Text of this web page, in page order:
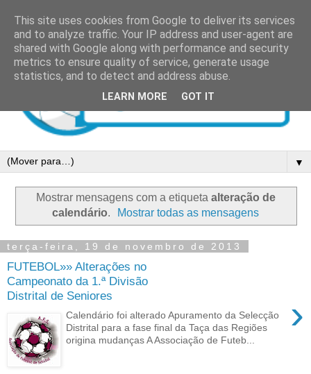
▼
Mostrar mensagens com a etiqueta alteração de
calendário. Mostrar todas as mensagens
terça-feira, 19 de novembro de 2013
FUTEBOL»» Alterações no
Campeonato da 1.ª Divisão
Distrital de Seniores
›
Calendário foi alterado Apuramento da Selecção
Distrital para a fase final da Taça das Regiões
origina mudanças A Associação de Futeb...
This site uses cookies from Google to deliver its services
and to analyze traffic. Your IP address and user-agent are
shared with Google along with performance and security
metrics to ensure quality of service, generate usage
statistics, and to detect and address abuse.
LEARN MORE GOT IT